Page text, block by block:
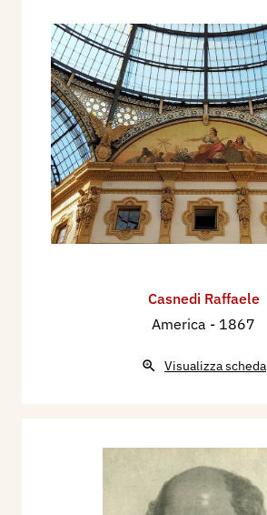
Casnedi Raffaele
America - 1867
Visualizza scheda